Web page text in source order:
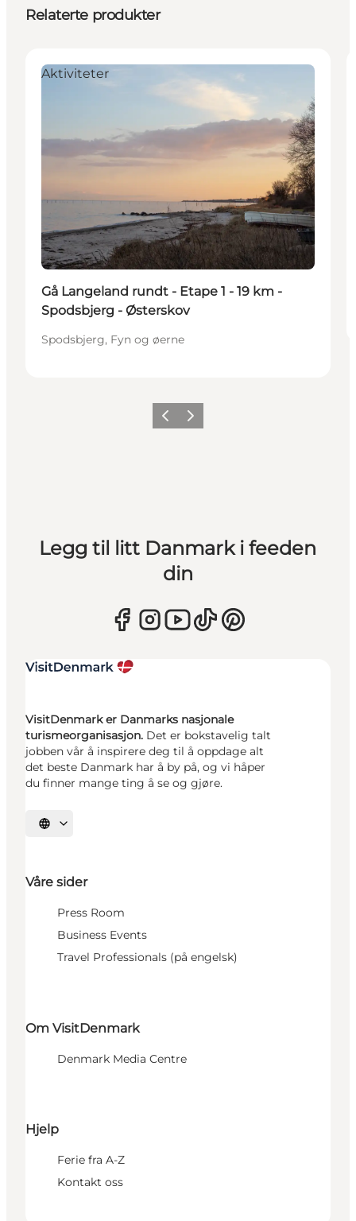
Relaterte produkter
Aktiviteter
Gå Langeland rundt - Etape 1 - 19 km -
Spodsbjerg - Østerskov
Spodsbjerg, Fyn og øerne
ForrigeNeste
Legg til litt Danmark i feeden
din
VisitDenmark er Danmarks nasjonale
turismeorganisasjon. Det er bokstavelig talt
jobben vår å inspirere deg til å oppdage alt
det beste Danmark har å by på, og vi håper
du finner mange ting å se og gjøre.
Velg språk
Våre sider
Press Room
Business Events
Travel Professionals (på engelsk)
Om VisitDenmark
Denmark Media Centre
Hjelp
Ferie fra A-Z
Kontakt oss